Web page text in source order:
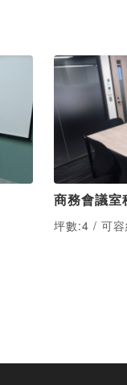
商務會議
坪數:4 / 可